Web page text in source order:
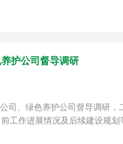
护公司督导调研
司、绿色养护公司督导调研
工作进展情况及后续建设规